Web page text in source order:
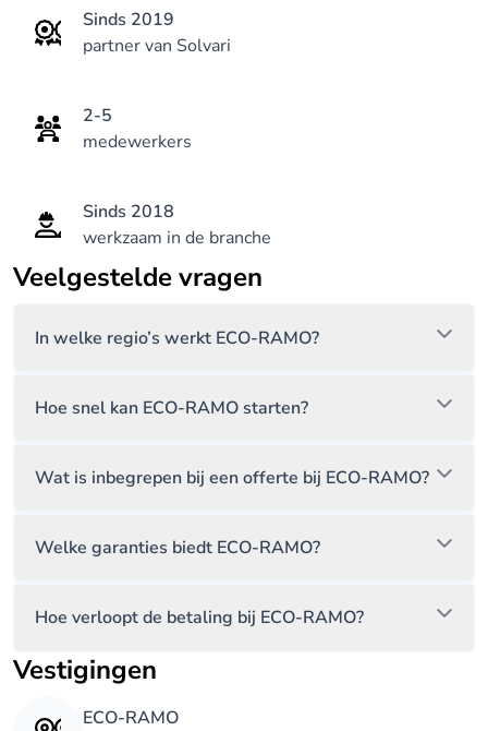
Op al onze werken krijg je dan ook 10 jaar garantie.
Sinds 2019
partner van Solvari
2-5
medewerkers
Sinds 2018
werkzaam in de branche
Veelgestelde vragen
In welke regio’s werkt ECO-RAMO?
Hoe snel kan ECO-RAMO starten?
Wat is inbegrepen bij een offerte bij ECO-RAMO?
Welke garanties biedt ECO-RAMO?
Hoe verloopt de betaling bij ECO-RAMO?
Vestigingen
ECO-RAMO